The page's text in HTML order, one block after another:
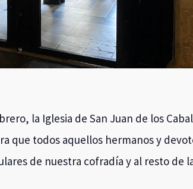
la Iglesia de San Juan de los
que todos aquellos hermanos y
de nuestra cofradía y al resto de